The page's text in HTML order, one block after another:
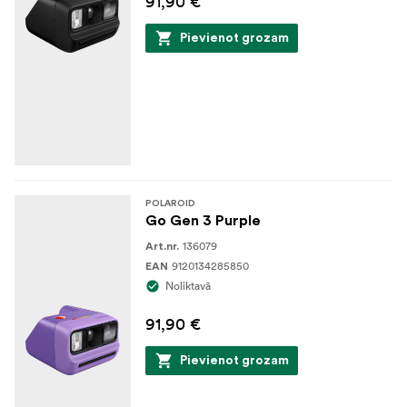
Pievienot grozam
POLAROID
Go Gen 3 Purple
Art.nr. 136079
EAN 9120134285850
Noliktavā
91,90 €
Pievienot grozam